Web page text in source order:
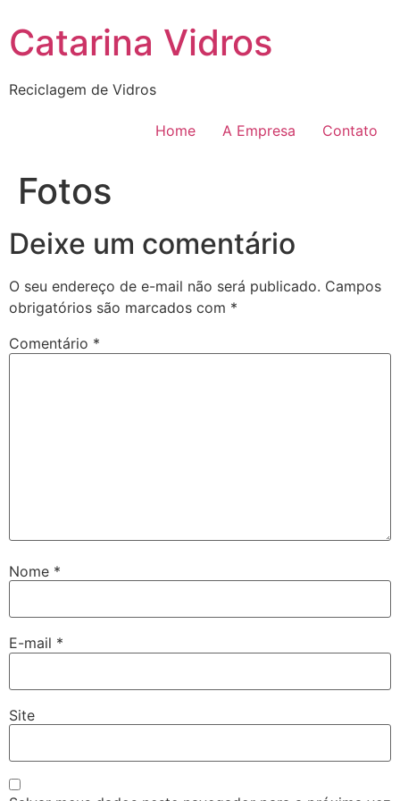
Catarina Vidros
Reciclagem de Vidros
Home A Empresa Contato
Fotos
Deixe um comentário
O seu endereço de e-mail não será publicado. Campos
obrigatórios são marcados com *
Comentário *
Nome *
E-mail *
Site